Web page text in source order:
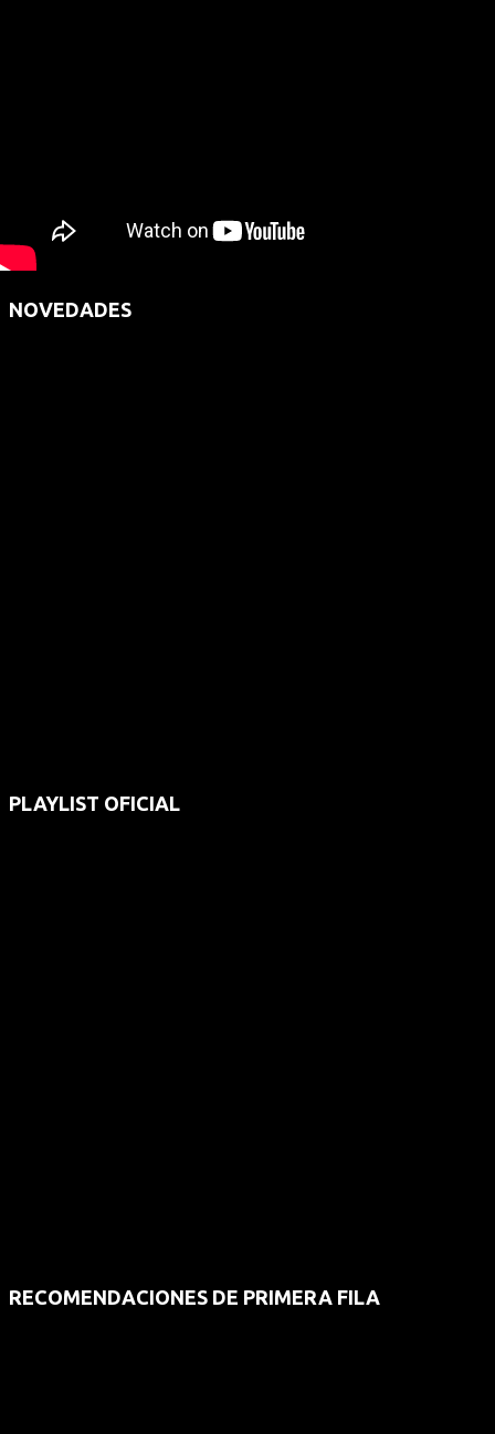
NOVEDADES
PLAYLIST OFICIAL
RECOMENDACIONES DE PRIMERA FILA